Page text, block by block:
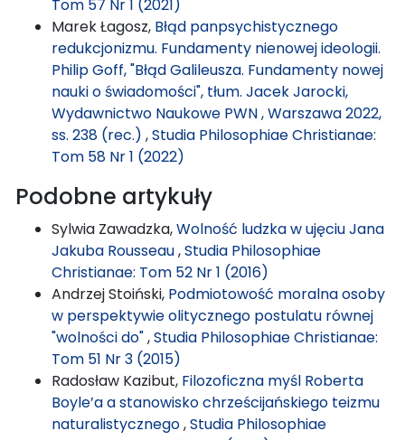
Tom 57 Nr 1 (2021)
Marek Łagosz, Błąd panpsychistycznego
redukcjonizmu. Fundamenty nienowej ideologii.
Philip Goff, "Błąd Galileusza. Fundamenty nowej
nauki o świadomości", tłum. Jacek Jarocki,
Wydawnictwo Naukowe PWN , Warszawa 2022,
ss. 238 (rec.) ,Studia Philosophiae Christianae:
Tom 58 Nr 1 (2022)
Podobne artykuły
Sylwia Zawadzka,Wolność ludzka w ujęciu Jana
Jakuba Rousseau,Studia Philosophiae
Christianae: Tom 52 Nr 1 (2016)
Andrzej Stoiński, Podmiotowość moralna osoby
w perspektywie olitycznego postulatu równej
"wolności do",Studia Philosophiae Christianae:
Tom 51 Nr 3 (2015)
Radosław Kazibut, Filozoficzna myśl Roberta
Boyle’a a stanowisko chrześcijańskiego teizmu
naturalistycznego,Studia Philosophiae